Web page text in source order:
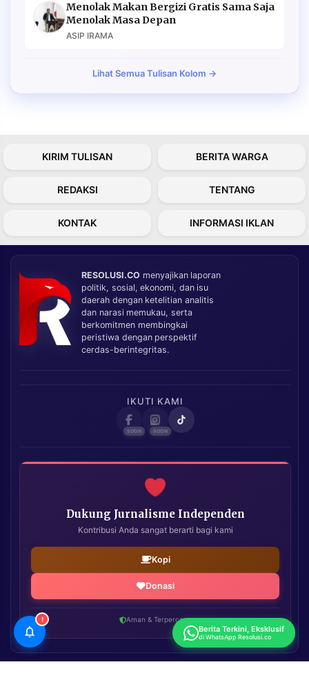
Menolak Makan Bergizi Gratis Sama Saja
Menolak Masa Depan
ASIP IRAMA
Lihat Semua Tulisan Kolom →
KIRIM TULISAN BERITA WARGA
REDAKSI TENTANG
KONTAK INFORMASI IKLAN
RESOLUSI.CO menyajikan laporan
politik, sosial, ekonomi, dan isu
daerah dengan ketelitian analitis
dan narasi memukau, serta
berkomitmen membingkai
peristiwa dengan perspektif
cerdas-berintegritas.
IKUTI KAMI
Dukung Jurnalisme Independen
Kontribusi Anda sangat berarti bagi kami
Kopi
Donasi
Aman & Terpercaya
!
Berita Terkini, Eksklusif
di WhatsApp Resolusi.co